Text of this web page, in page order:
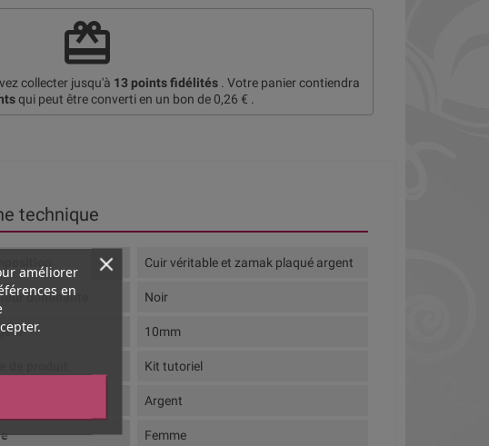
redeem
collecter jusqu'à 13 points fidélités . Votre panier contiendra
qui peut être converti en un bon de 0,26 € .
technique
Cuir véritable et zamak plaqué argent
dominante Noir
10mm
Kit tutoriel
Argent
Femme
améliorer
en